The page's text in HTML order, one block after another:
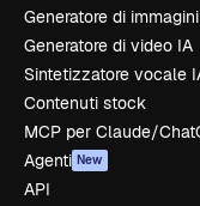
Generatore di
Generatore di video IA
Sintetizzatore vocale
Contenuti stock
MCP per Claude/
Agenti New
API